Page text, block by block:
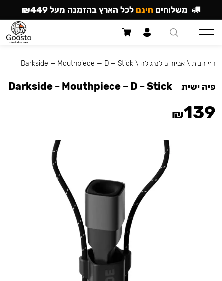
דף הבית \אביזרים לנרגילה \
Darkside — Mouthpiece — D — Stick
פיה ישית Darkside – Mouthpiece – D – Stick
₪139
משלוחים חינם לכל הארץ בהזמנה מעל ₪449